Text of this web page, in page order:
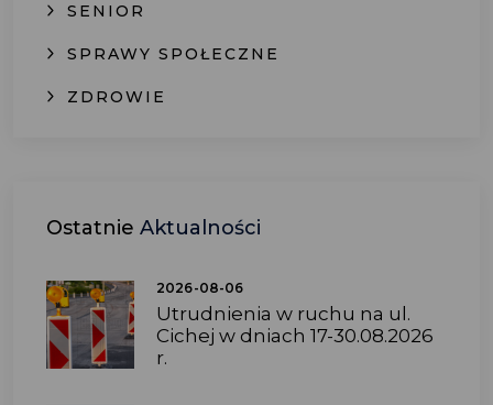
SENIOR
SPRAWY SPOŁECZNE
ZDROWIE
Ostatnie Aktualności
2026-08-06
Utrudnienia w ruchu na ul.
Cichej w dniach 17-30.08.2026
r.